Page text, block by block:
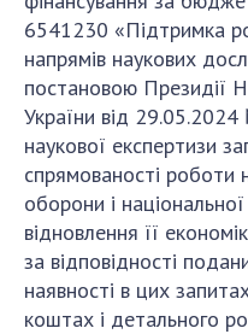
6541230 «Підтримка
напрямів наукових
постановою Президії
України від
наукової експертизи
спрямованості роботи
оборони і
відновлення її
за відповідності
наявності в цих
коштах і детального